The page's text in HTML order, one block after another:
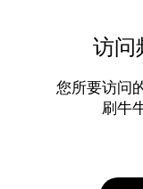
访问
您所要访问
刷牛